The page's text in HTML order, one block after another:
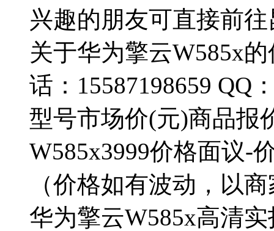
兴趣的朋友可直接前
关于华为擎云W585x
话：15587198659 QQ
型号市场价(元)商品报
W585x3999价格面议-
（价格如有波动，以
华为擎云W585x高清